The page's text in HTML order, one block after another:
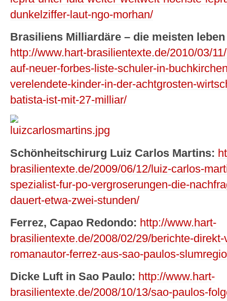
dunkelziffer-laut-ngo-morhan/
Brasiliens Milliardäre – die meisten
http://www.hart-brasilientexte.de/2010/03/
auf-neuer-forbes-liste-schuler-in-
verelendete-kinder-in-der-achtgrosten-
batista-ist-mit-27-milliar/
Schönheitschirurg Luiz Carlos Martins:
brasilientexte.de/2009/06/12/luiz-carlos-
spezialist-fur-po-vergroserungen-die-
dauert-etwa-zwei-stunden/
Ferrez, Capao Redondo: http://www.hart-
brasilientexte.de/2008/02/29/berichte-
romanautor-ferrez-aus-sao-paulos-
Dicke Luft in Sao Paulo: http://www.hart-
brasilientexte.de/2008/10/13/sao-paulos-